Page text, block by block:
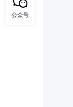
公众号